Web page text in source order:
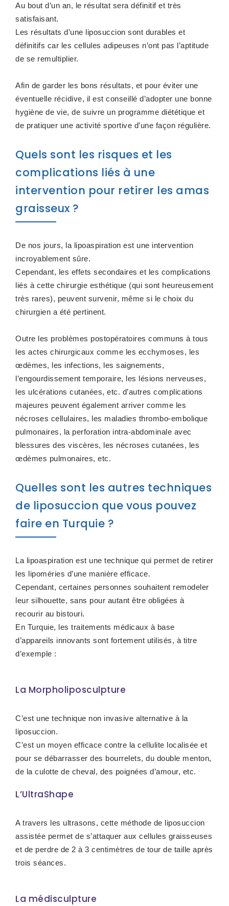
Au bout d’un an, le résultat sera définitif et très
satisfaisant.
Les résultats d’une liposuccion sont durables et
définitifs car les cellules adipeuses n’ont pas l’aptitude
de se remultiplier.
Afin de garder les bons résultats, et pour éviter une
éventuelle récidive, il est conseillé d’adopter une bonne
hygiène de vie, de suivre un programme diététique et
de pratiquer une activité sportive d’une façon régulière.
Quels sont les risques et les
complications liés à une
intervention pour retirer les amas
graisseux ?
De nos jours, la lipoaspiration est une intervention
incroyablement sûre.
Cependant, les effets secondaires et les complications
liés à cette chirurgie esthétique (qui sont heureusement
très rares), peuvent survenir, même si le choix du
chirurgien a été pertinent.
Outre les problèmes postopératoires communs à tous
les actes chirurgicaux comme les ecchymoses, les
œdèmes, les infections, les saignements,
l’engourdissement temporaire, les lésions nerveuses,
les ulcérations cutanées, etc. d’autres complications
majeures peuvent également arriver comme les
nécroses cellulaires, les maladies thrombo-embolique
pulmonaires, la perforation intra-abdominale avec
blessures des viscères, les nécroses cutanées, les
œdèmes pulmonaires, etc.
Quelles sont les autres techniques
de liposuccion que vous pouvez
faire en Turquie ?
La lipoaspiration est une technique qui permet de retirer
les lipoméries d’une manière efficace.
Cependant, certaines personnes souhaitent remodeler
leur silhouette, sans pour autant être obligées à
recourir au bistouri.
En Turquie, les traitements médicaux à base
d’appareils innovants sont fortement utilisés, à titre
d’exemple :
La Morpholiposculpture
C’est une technique non invasive alternative à la
liposuccion.
C’est un moyen efficace contre la cellulite localisée et
pour se débarrasser des bourrelets, du double menton,
de la culotte de cheval, des poignées d’amour, etc.
L’UltraShape
A travers les ultrasons, cette méthode de liposuccion
assistée permet de s’attaquer aux cellules graisseuses
et de perdre de 2 à 3 centimètres de tour de taille après
trois séances.
La médisculpture